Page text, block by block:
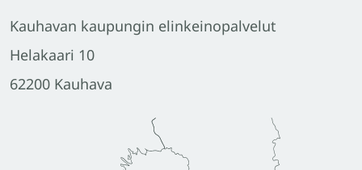
Kauhavan kaupungin elinkeinopalvelut
Helakaari 10
62200 Kauhava